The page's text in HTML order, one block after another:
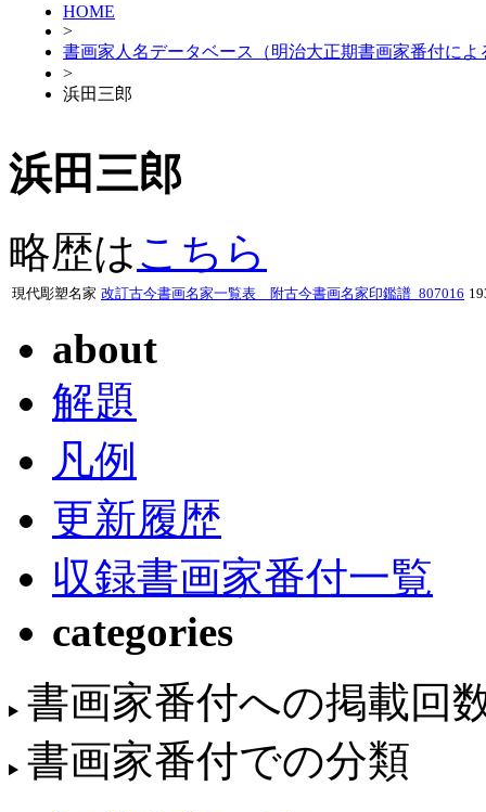
HOME
>
書画家人名データベース（明治大正期書画家番付によ
>
浜田三郎
浜田三郎
略歴はこちら
現代彫塑名家 改訂古今書画名家一覧表 附古今書画名家印鑑譜_807016
about
解題
凡例
更新履歴
収録書画家番付一覧
categories
書画家番付への掲載回
書画家番付での分類